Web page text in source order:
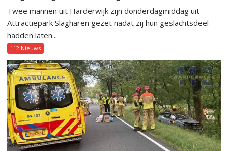
Twee mannen uit Harderwijk zijn donderdagmiddag uit
Attractiepark Slagharen gezet nadat zij hun geslachtsdeel
hadden laten...
112 Nieuws